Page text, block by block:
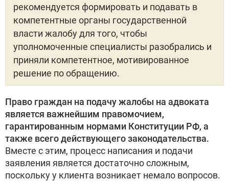
рекомендуется формировать и подавать в
компетентные органы государственной
власти жалобу для того, чтобы
уполномоченные специалисты разобрались и
приняли компетентное, мотивированное
решение по обращению.
Право граждан на подачу жалобы на адвоката
является важнейшим правомочием,
гарантированным нормами Конституции РФ, а
также всего действующего законодательства.
Вместе с этим, процесс написания и подачи
заявления является достаточно сложным,
поскольку у клиента возникает немало вопросов.